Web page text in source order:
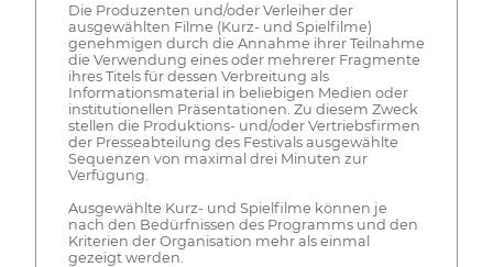
Die Produzenten und/oder Verleiher der
ausgewählten Filme (Kurz- und Spielfilme)
genehmigen durch die Annahme ihrer Teilnahme
die Verwendung eines oder mehrerer Fragmente
ihres Titels für dessen Verbreitung als
Informationsmaterial in beliebigen Medien oder
institutionellen Präsentationen. Zu diesem Zweck
stellen die Produktions- und/oder Vertriebsfirmen
der Presseabteilung des Festivals ausgewählte
Sequenzen von maximal drei Minuten zur
Verfügung.
Ausgewählte Kurz- und Spielfilme können je
nach den Bedürfnissen des Programms und den
Kriterien der Organisation mehr als einmal
gezeigt werden.